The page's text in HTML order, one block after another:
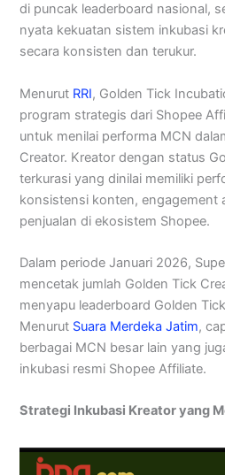
di puncak leaderboard nasional,
nyata kekuatan sistem inkubasi
secara konsisten dan terukur.
Menurut RRI, Golden Tick
program strategis dari Shopee
untuk menilai performa MCN
Creator. Kreator dengan status
terkurasi yang dinilai memiliki
konsistensi konten, engagement
penjualan di ekosistem Shopee.
Dalam periode Januari 2026,
mencetak jumlah Golden Tick
menyapu leaderboard Golden
Menurut Suara Merdeka Jatim,
berbagai MCN besar lain yang
inkubasi resmi Shopee Affiliate.
Strategi Inkubasi Kreator yang